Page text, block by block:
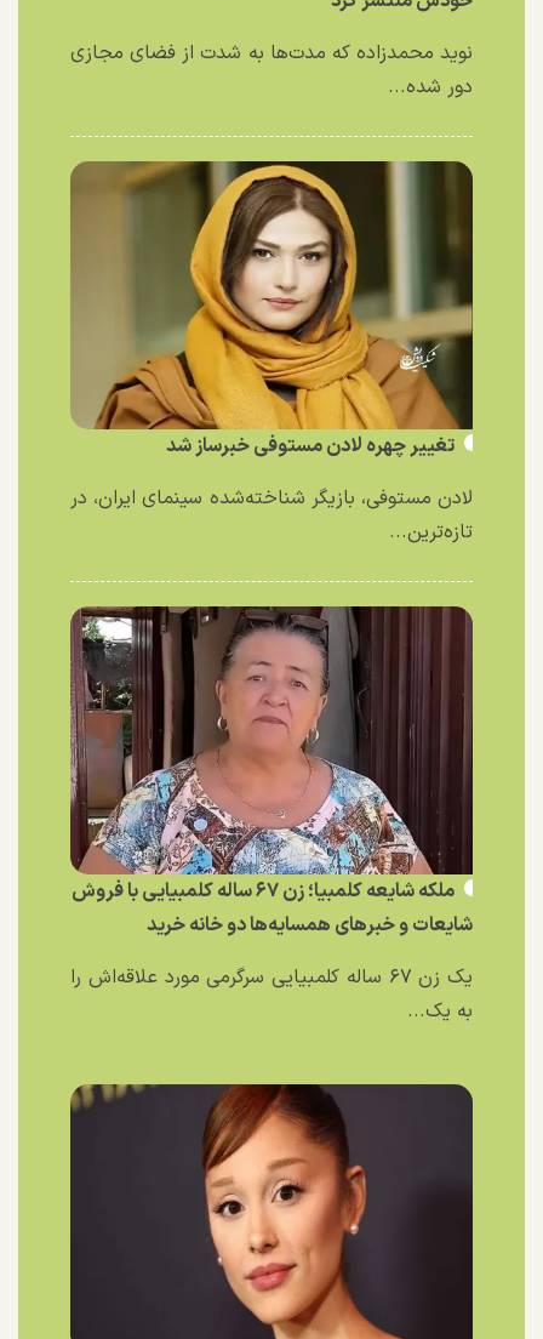
نوید محمدزاده که مدت‌ها به شدت از فضای مجازی
دور شده...
تغییر چهره لادن مستوفی خبرساز شد
لادن مستوفی، بازیگر شناخته‌شده سینمای ایران، در
تازه‌ترین...
ملکه شایعه کلمبیا؛ زن ۶۷ ساله کلمبیایی با فروش
شایعات و خبر‌های همسایه‌ها دو خانه خرید
یک زن ۶۷ ساله کلمبیایی سرگرمی مورد علاقه‌اش را
به یک...